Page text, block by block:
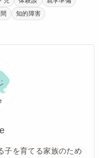
知的障害
子を育てる家族のため